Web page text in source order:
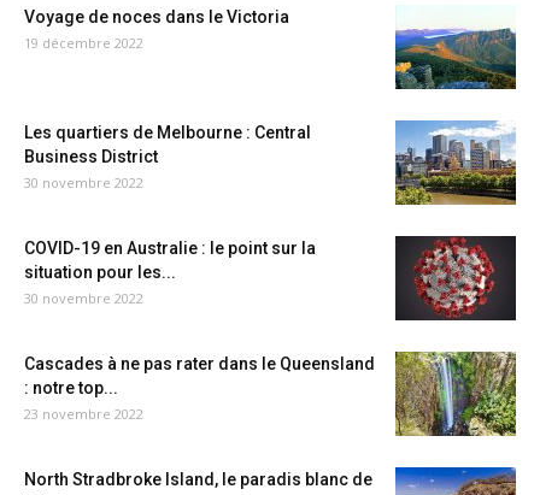
Voyage de noces dans le Victoria
19 décembre 2022
Les quartiers de Melbourne : Central
Business District
30 novembre 2022
COVID-19 en Australie : le point sur la
situation pour les...
30 novembre 2022
Cascades à ne pas rater dans le Queensland
: notre top...
23 novembre 2022
North Stradbroke Island, le paradis blanc de